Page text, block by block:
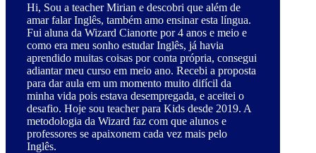
Hi, Sou a teacher Mirian e descobri que além de
amar falar Inglês, também amo ensinar esta língua.
Fui aluna da Wizard Cianorte por 4 anos e meio e
como era meu sonho estudar Inglês, já havia
aprendido muitas coisas por conta própria, consegui
adiantar meu curso em meio ano. Recebi a proposta
para dar aula em um momento muito difícil da
minha vida pois estava desempregada, e aceitei o
desafio. Hoje sou teacher para Kids desde 2019. A
metodologia da Wizard faz com que alunos e
professores se apaixonem cada vez mais pelo
Inglês.